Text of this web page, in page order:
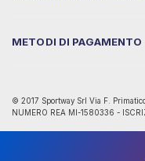
METODI DI PAGAMENTO
© 2017 Sportway Srl Via F.
NUMERO REA MI-1580336 -